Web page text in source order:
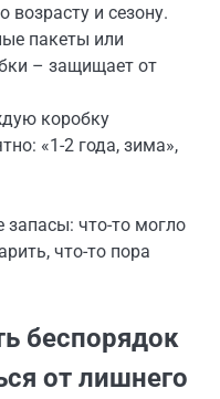
возрасту и сезону.
пакеты или
– защищает от
коробку
«1-2 года, зима»,
запасы: что-то могло
что-то пора
беспорядок
от лишнего